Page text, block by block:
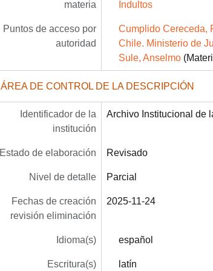
materia
Indultos
Puntos de acceso por
autoridad
Cumplido Cereceda,
Chile. Ministerio de
Sule, Anselmo
ÁREA DE CONTROL DE LA DESCRIPCIÓN
Identificador de la
institución
Archivo Institucional de
Estado de elaboración Revisado
Nivel de detalle Parcial
Fechas de creación
revisión eliminación
2025-11-24
Idioma(s) español
Escritura(s) latín